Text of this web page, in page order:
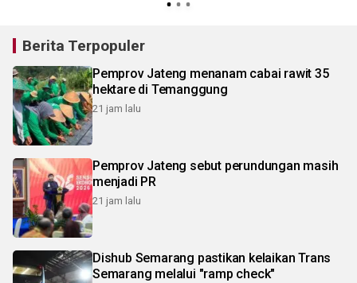
Berita Terpopuler
Pemprov Jateng menanam cabai rawit 35
hektare di Temanggung
21 jam lalu
Pemprov Jateng sebut perundungan masih
menjadi PR
21 jam lalu
Dishub Semarang pastikan kelaikan Trans
Semarang melalui "ramp check"